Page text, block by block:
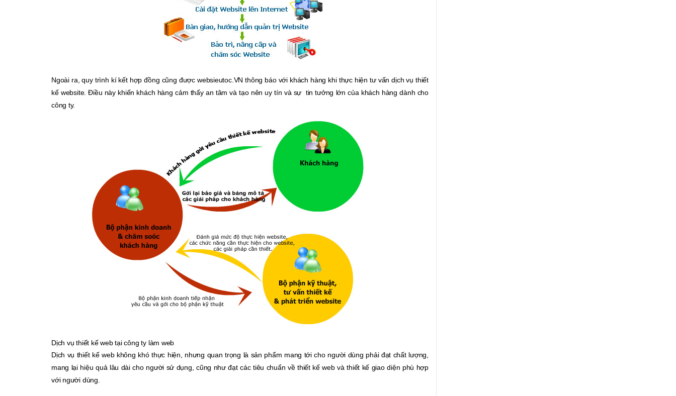
Ngoài ra, quy trình kí kết hợp đồng cũng được websieutoc.VN thông báo với khách hàng khi thực hiện tư vấn dịch vụ thiết
kế website. Điều này khiến khách hàng cảm thấy an tâm và tạo nên uy tín và sự tin tưởng lớn của khách hàng dành cho
công ty.
Dịch vụ thiết kế web tại công ty làm web
Dịch vụ thiết kế web không khó thực hiện, nhưng quan trọng là sản phẩm mang tới cho người dùng phải đạt chất lượng,
mang lại hiệu quả lâu dài cho người sử dụng, cũng như đạt các tiêu chuẩn về thiết kế web và thiết kế giao diện phù hợp
với người dùng.